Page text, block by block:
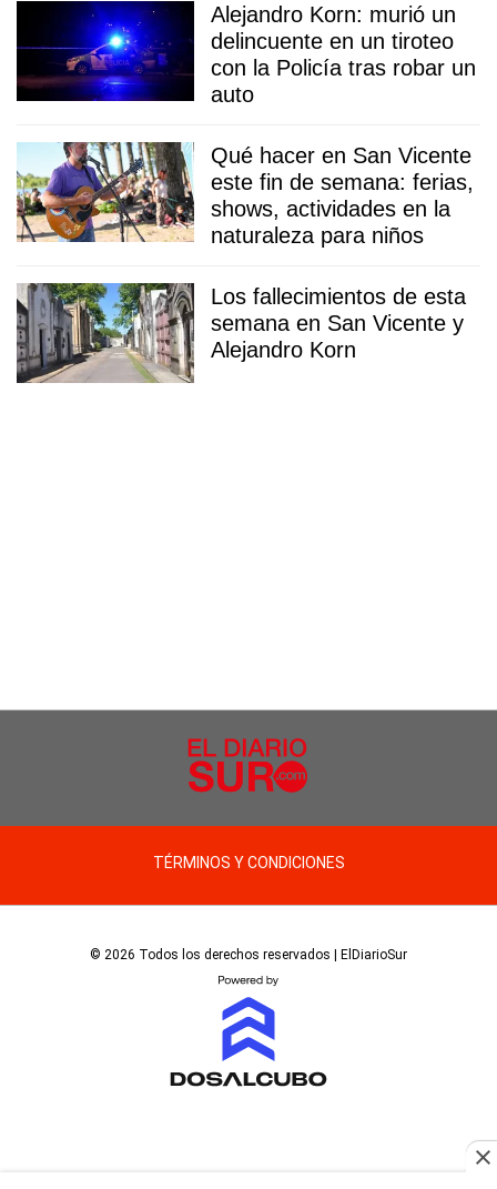
Alejandro Korn: murió un
delincuente en un tiroteo
con la Policía tras robar un
auto
Qué hacer en San Vicente
este fin de semana: ferias,
shows, actividades en la
naturaleza para niños
Los fallecimientos de esta
semana en San Vicente y
Alejandro Korn
TÉRMINOS Y CONDICIONES
© 2026 Todos los derechos reservados | ElDiarioSur